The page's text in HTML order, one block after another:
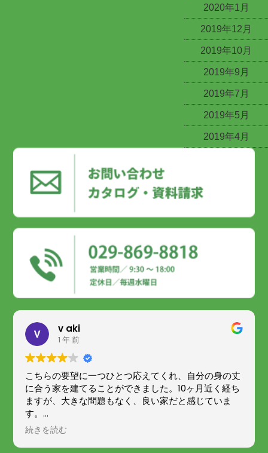
2020年1月
2019年12月
2019年10月
2019年9月
2019年7月
2019年5月
2019年4月
v aki
1 年 前
こちらの要望に一つひとつ応えてくれ、自分の身の丈
に合う家を建てることができました。10ヶ月近く経ち
ますが、大きな問題もなく、良い家だと感じていま
す。
打ち合わせでは決めつけや勝手に進めることなく提案
もしていただき、より良い家にできたと感じていま
続きを読む